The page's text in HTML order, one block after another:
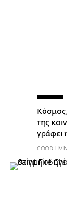
της
γράφει
GOOD